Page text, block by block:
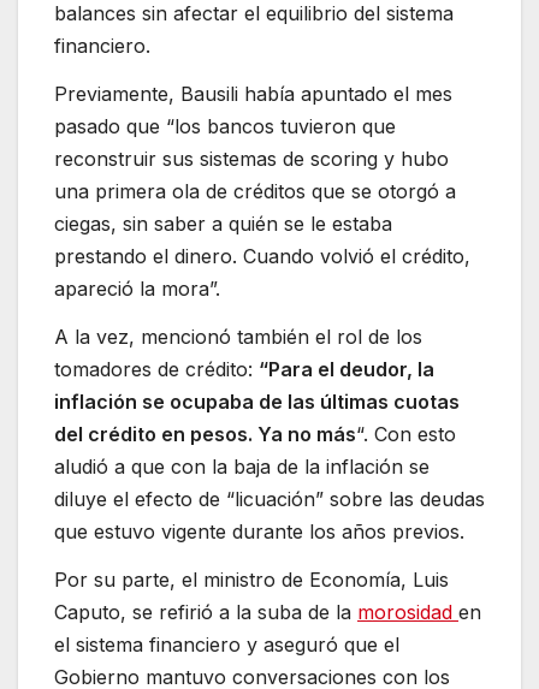
balances sin afectar el equilibrio del sistema
financiero.
Previamente, Bausili había apuntado el mes
pasado que “los bancos tuvieron que
reconstruir sus sistemas de scoring y hubo
una primera ola de créditos que se otorgó a
ciegas, sin saber a quién se le estaba
prestando el dinero. Cuando volvió el crédito,
apareció la mora”.
A la vez, mencionó también el rol de los
tomadores de crédito: “Para el deudor, la
inflación se ocupaba de las últimas cuotas
del crédito en pesos. Ya no más“. Con esto
aludió a que con la baja de la inflación se
diluye el efecto de “licuación” sobre las deudas
que estuvo vigente durante los años previos.
Por su parte, el ministro de Economía, Luis
Caputo, se refirió a la suba de la morosidad en
el sistema financiero y aseguró que el
Gobierno mantuvo conversaciones con los